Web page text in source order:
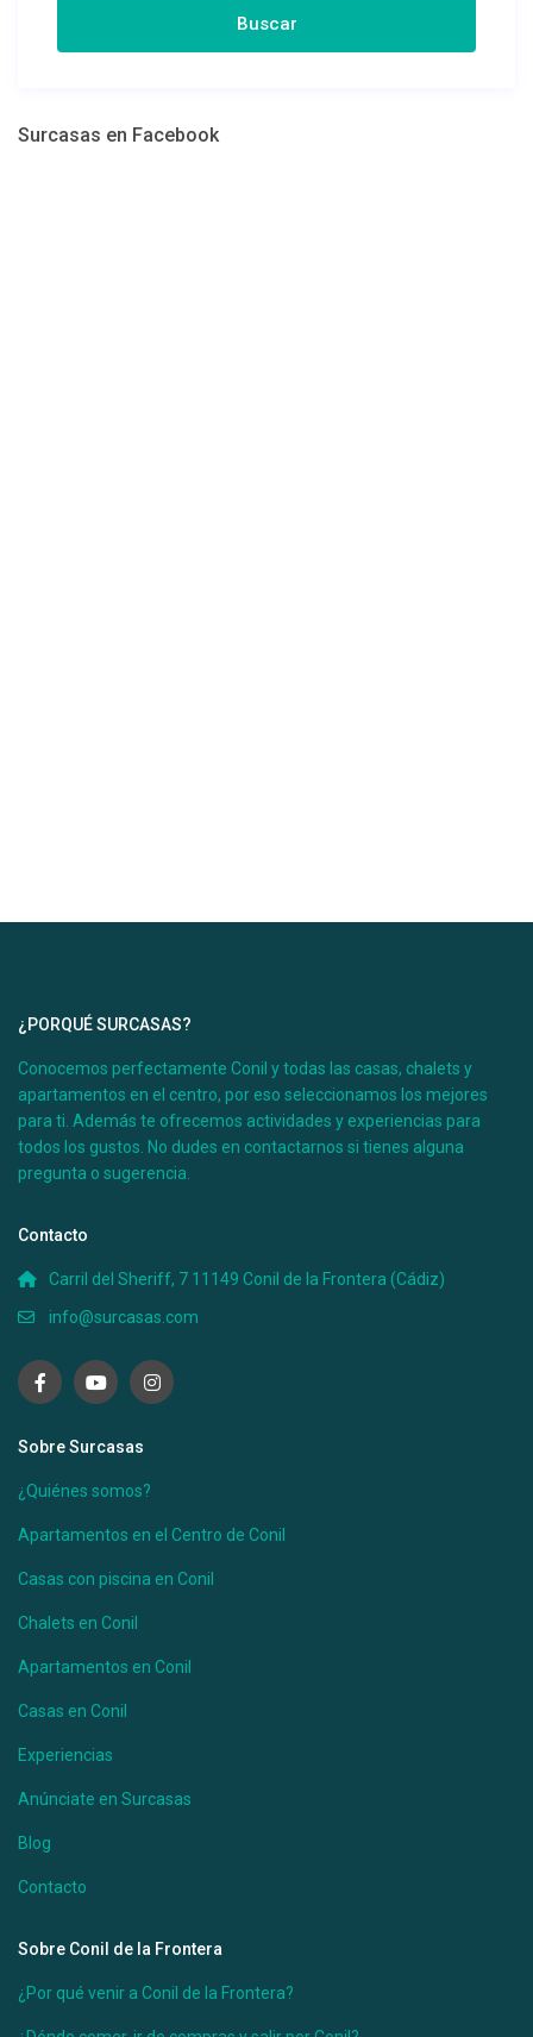
Surcasas en Facebook
¿PORQUÉ SURCASAS?
Conocemos perfectamente Conil y todas las casas, chalets y
apartamentos en el centro, por eso seleccionamos los mejores
para ti. Además te ofrecemos actividades y experiencias para
todos los gustos. No dudes en contactarnos si tienes alguna
pregunta o sugerencia.
Contacto
Carril del Sheriff, 7 11149 Conil de la Frontera (Cádiz)
info@surcasas.com
Sobre Surcasas
¿Quiénes somos?
Apartamentos en el Centro de Conil
Casas con piscina en Conil
Chalets en Conil
Apartamentos en Conil
Casas en Conil
Experiencias
Anúnciate en Surcasas
Blog
Contacto
Sobre Conil de la Frontera
¿Por qué venir a Conil de la Frontera?